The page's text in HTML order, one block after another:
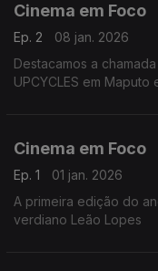
Cinema em Foco
Ep. 2
08 jan. 2026
Destacamos a
UPCYCLES em
Cinema em Foco
Ep. 1
01 jan. 2026
A primeira edição do
verdiano Leão Lopes